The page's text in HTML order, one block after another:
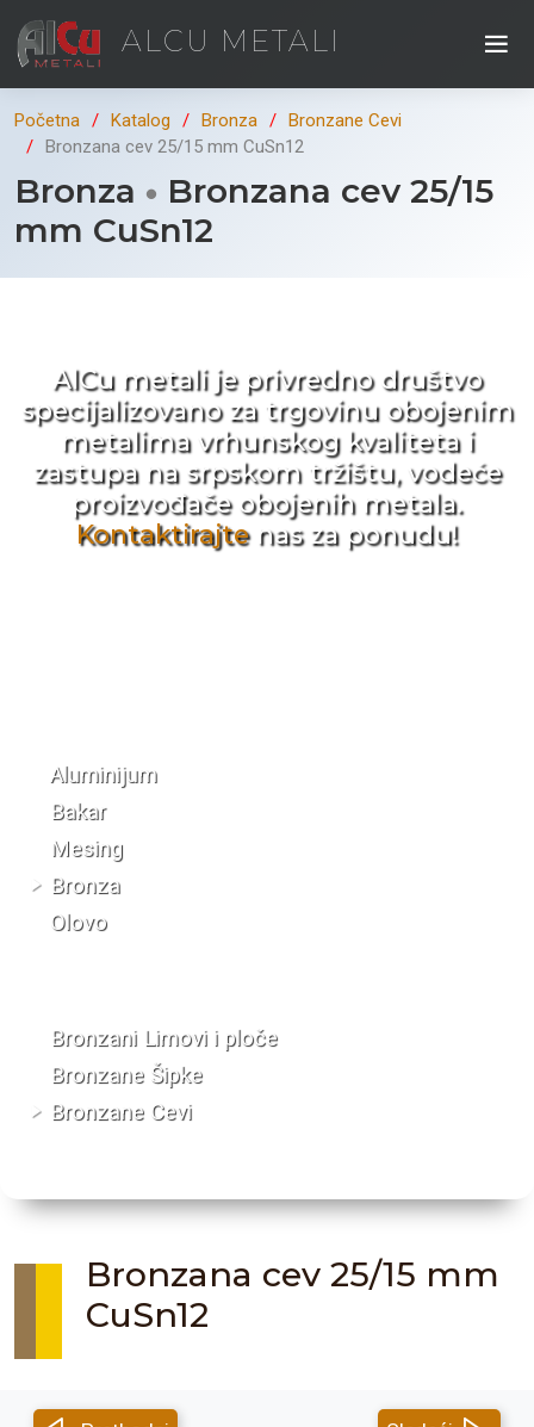
ALCU METALI
Početna Katalog Bronza
Bronzane Cevi
Bronzana cev 25/15 mm CuSn12
Bronza
Bronzana cev 25/15
mm CuSn12
AlCu metali je privredno društvo
specijalizovano za trgovinu obojenim
metalima vrhunskog kvaliteta i
zastupa na srpskom tržištu, vodeće
proizvođače obojenih metala.
Kontaktirajtenas za ponudu!
Aluminijum
Bakar
Mesing
Bronza
Olovo
Bronzani Limovi i ploče
Bronzane Šipke
Bronzane Cevi
Bronzana cev 25/15 mm
CuSn12